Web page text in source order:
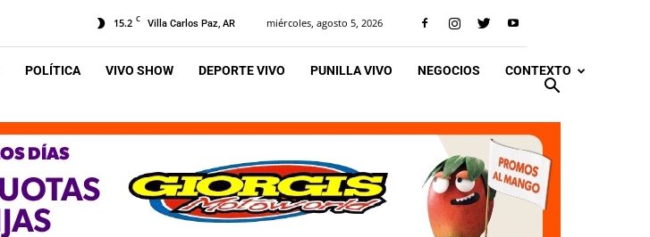
15.2 C Villa Carlos Paz, AR miércoles, agosto 5, 2026
POLÍTICA VIVO SHOW DEPORTE VIVO PUNILLA VIVO NEGOCIOS CONTEXTO